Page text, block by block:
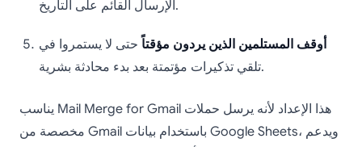
الإرسال القائم على التاريخ.
أوقف المستلمين الذين يردون مؤقتاً حتى لا يستمروا في
تلقي تذكيرات مؤتمتة بعد بدء محادثة بشرية.
يناسب Mail Merge for Gmail هذا الإعداد لأنه يرسل حملات
مخصصة من Gmail باستخدام بيانات Google Sheets، ويدعم